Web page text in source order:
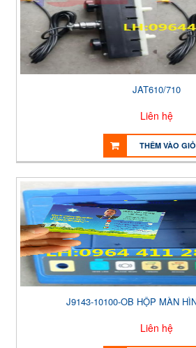
JAT610/710
Liên hệ
THÊM VÀO GIỎ
J9143-10100-OB HỘP MÀN
Liên hệ